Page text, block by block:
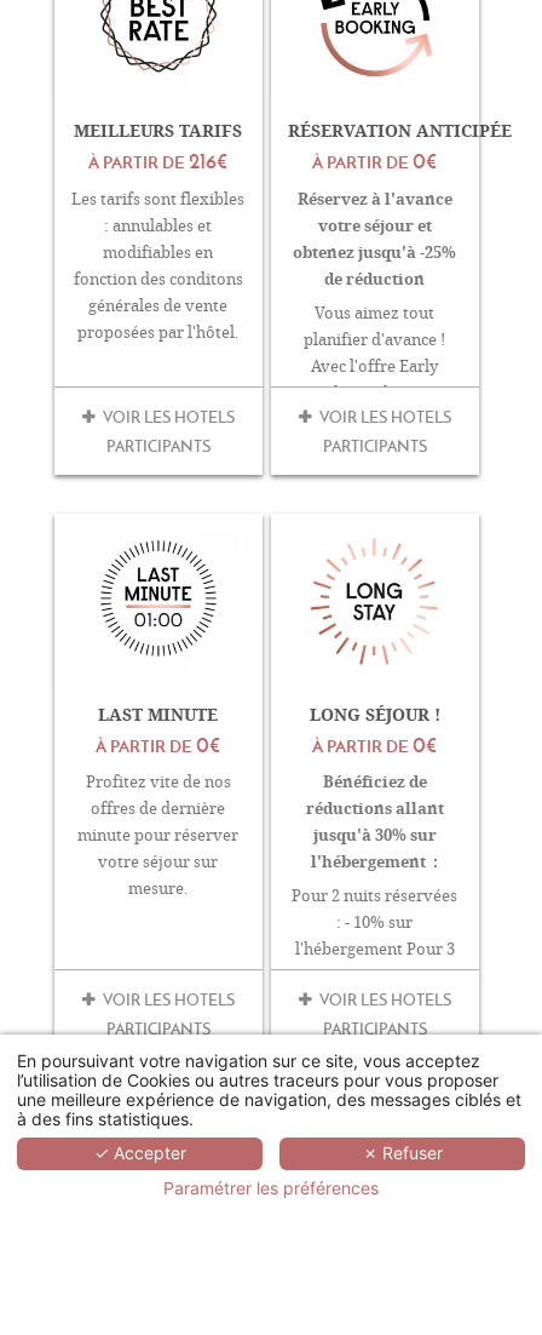
MEILLEURS TARIFS
À PARTIR DE216€
Les tarifs sont flexibles
: annulables et
modifiables en
fonction des conditons
générales de vente
proposées par l'hôtel.
VOIR LES HOTELS
PARTICIPANTS
RÉSERVATION ANTICIPÉE
À PARTIR DE0€
Réservez à l'avance
votre séjour et
obtenez jusqu'à -25%
de réduction
Vous aimez tout
planifier d'avance !
Avec l'offre Early
Booking, plus vous
réservez tôt, moins
vous(...)
VOIR LES HOTELS
PARTICIPANTS
LAST MINUTE
À PARTIR DE0€
Profitez vite de nos
offres de dernière
minute pour réserver
votre séjour sur
mesure.
VOIR LES HOTELS
PARTICIPANTS
LONG SÉJOUR !
À PARTIR DE0€
Bénéficiez de
réductions allant
jusqu'à 30% sur
l'hébergement :
Pour 2 nuits réservées
: - 10% sur
l'hébergement Pour 3
nuits réservées : -
20% sur(...)
VOIR LES HOTELS
PARTICIPANTS
En poursuivant votre navigation sur ce site, vous acceptez
l’utilisation de Cookies ou autres traceurs pour vous proposer
une meilleure expérience de navigation, des messages ciblés et
à des fins statistiques.
✓ Accepter
✗ Refuser
Paramétrer les préférences